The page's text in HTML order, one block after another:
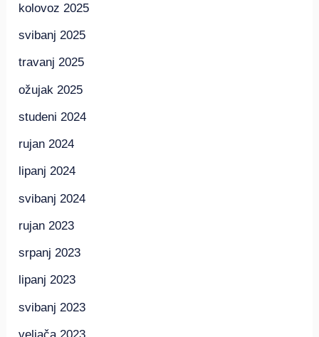
kolovoz 2025
svibanj 2025
travanj 2025
ožujak 2025
studeni 2024
rujan 2024
lipanj 2024
svibanj 2024
rujan 2023
srpanj 2023
lipanj 2023
svibanj 2023